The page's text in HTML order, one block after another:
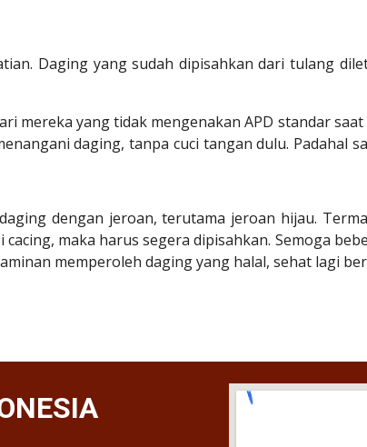
Daging yang sudah dipisahkan dari tulang
mereka yang tidak mengenakan APD standar
daging, tanpa cuci tangan dulu. Padahal
dengan jeroan, terutama jeroan hijau.
maka harus segera dipisahkan. Semoga
memperoleh daging yang halal, sehat lagi